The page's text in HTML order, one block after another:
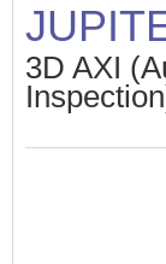
3D AXI